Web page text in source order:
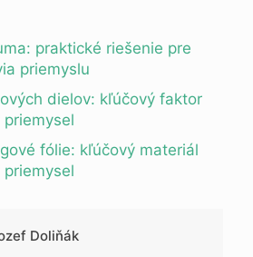
praktické riešenie pre
priemyslu
dielov: kľúčový faktor
fólie: kľúčový materiál
Doliňák